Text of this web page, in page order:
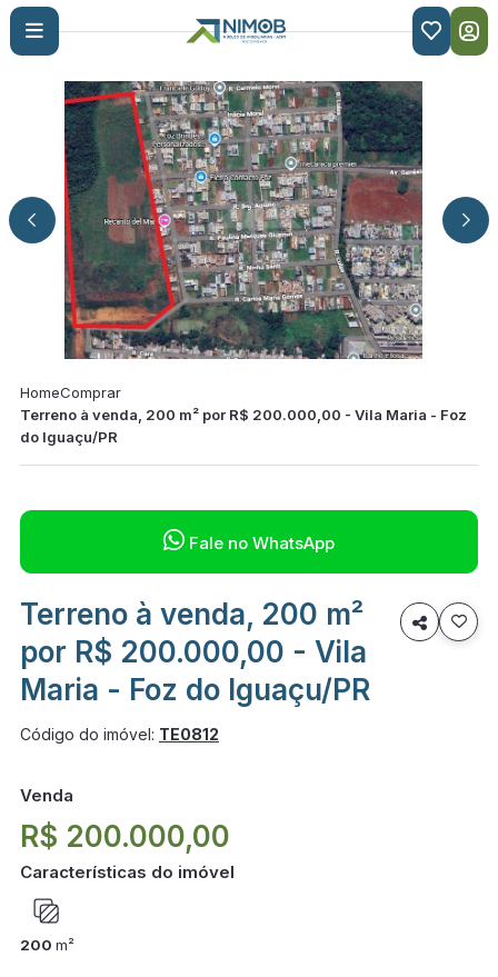

HomeComprar
Terreno à venda, 200 m² por R$ 200.000,00 - Vila Maria - Foz
do Iguaçu/PR
 Fale no WhatsApp
Terreno à venda, 200 m²
por R$ 200.000,00 - Vila
Maria - Foz do Iguaçu/PR

Código do imóvel: TE0812
Venda
R$ 200.000,00
Características do imóvel
200 m²